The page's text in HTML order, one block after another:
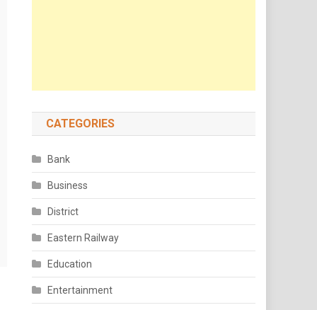
CATEGORIES
Bank
Business
District
Eastern Railway
Education
Entertainment